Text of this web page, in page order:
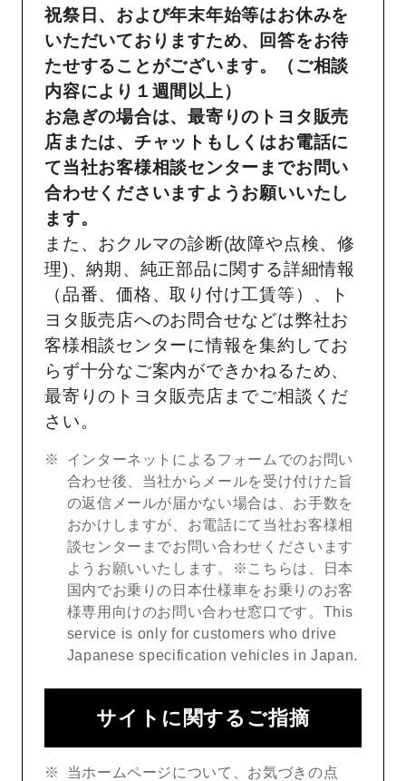
祝祭日、および年末年始等はお休みを
いただいておりますため、回答をお待
たせすることがございます。（ご相談
内容により１週間以上）
お急ぎの場合は、最寄りのトヨタ販売
店または、チャットもしくはお電話に
て当社お客様相談センターまでお問い
合わせくださいますようお願いいたし
ます。
また、おクルマの診断(故障や点検、修
理)、納期、純正部品に関する詳細情報
（品番、価格、取り付け工賃等）、ト
ヨタ販売店へのお問合せなどは弊社お
客様相談センターに情報を集約してお
らず十分なご案内ができかねるため、
最寄りのトヨタ販売店までご相談くだ
さい。
インターネットによるフォームでのお問い
合わせ後、当社からメールを受け付けた旨
の返信メールが届かない場合は、お手数を
おかけしますが、お電話にて当社お客様相
談センターまでお問い合わせくださいます
ようお願いいたします。※こちらは、日本
国内でお乗りの日本仕様車をお乗りのお客
様専用向けのお問い合わせ窓口です。This
service is only for customers who drive
Japanese specification vehicles in Japan.
サイトに関するご指摘
当ホームページについて、お気づきの点